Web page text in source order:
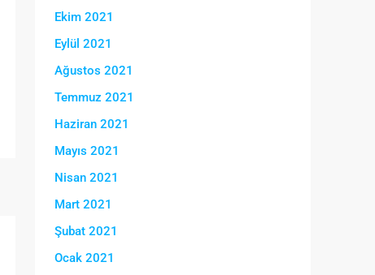
Ekim 2021
Eylül 2021
Ağustos 2021
Temmuz 2021
Haziran 2021
Mayıs 2021
Nisan 2021
Mart 2021
Şubat 2021
Ocak 2021